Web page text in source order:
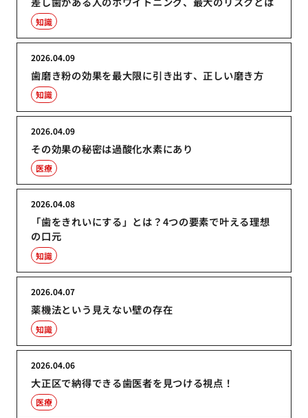
知識
歯磨き粉の効果を最大限に引き出す、正しい磨き方
2026.04.09
知識
その効果の秘密は過酸化水素にあり
2026.04.09
医療
「歯をきれいにする」とは？4つの要素で叶える理想
の口元
2026.04.08
知識
薬機法という見えない壁の存在
2026.04.07
知識
大正区で納得できる歯医者を見つける視点！
2026.04.06
医療